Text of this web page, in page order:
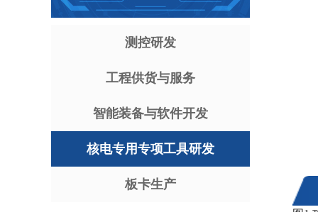
测控研发
工程供货与服务
智能装备与软件开发
核电专用专项工具研发
板卡生产